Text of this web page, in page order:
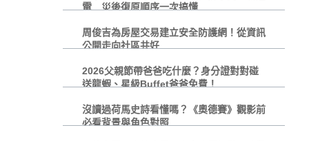
電 災後復原順序一次搞懂
周俊吉為房屋交易建立安全防護網！從資訊
公開走向社區共好
2026父親節帶爸爸吃什麼？身分證對對碰
送龍蝦、星級Buffet爸爸免費！
沒讀過荷馬史詩看懂嗎？《奧德賽》觀影前
必看背景與角色對照